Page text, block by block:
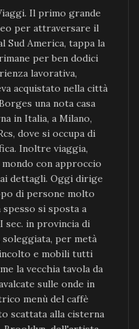
Il primo grande
per attraversare il
Sud America, tappa la
per ben dodici
lavorativa,
acquistato nella città
una nota casa
in Italia, a Milano,
dove si occupa di
Inoltre viaggia,
con approccio
dettagli. Oggi dirige
di persone molto
spesso si sposta a
sec. in provincia di
soleggiata, per metà
e mobili tutti
la vecchia tavola da
sulle onde in
menù del caffè
scattata alla cisterna